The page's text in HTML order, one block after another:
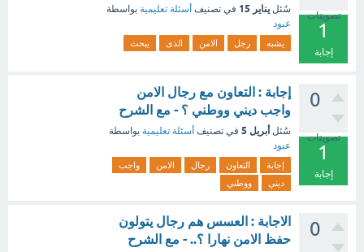
تصويتات
1
إجابة
سُئل يناير 15 في تصنيف أسئلة تعليمية بواسطة
عبود
يشبه رجل الامن الذى يبحث
0
تصويتات
1
إجابة
إجابة : التعاون مع رجال الامن
واجب ديني ووطني ؟ - مع الشرح
سُئل أبريل 5 في تصنيف أسئلة تعليمية بواسطة
عبود
إجابة التعاون رجال الامن
واجب
ديني
ووطني
0
الاجابة : العسس هم رجال يتولون
حفظ الامن نهارا ؟.. - مع الشرح